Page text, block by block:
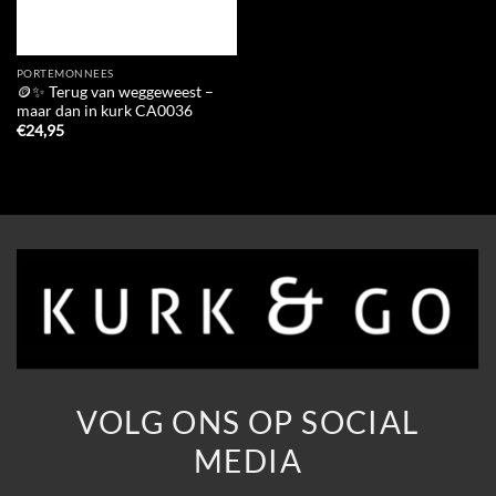
PORTEMONNEES
🪙✨ Terug van weggeweest –
maar dan in kurk CA0036
€24,95
VOLG ONS OP SOCIAL
MEDIA